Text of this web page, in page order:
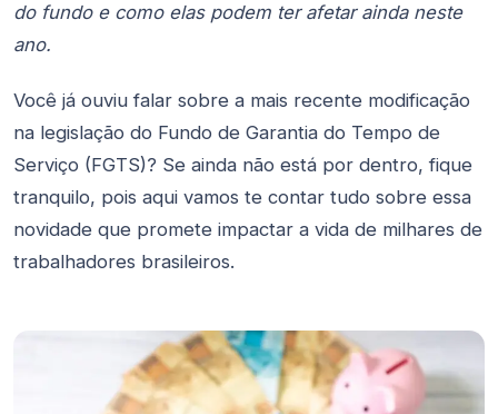
do fundo e como elas podem ter afetar ainda neste
ano.
Você já ouviu falar sobre a mais recente modificação
na legislação do Fundo de Garantia do Tempo de
Serviço (FGTS)? Se ainda não está por dentro, fique
tranquilo, pois aqui vamos te contar tudo sobre essa
novidade que promete impactar a vida de milhares de
trabalhadores brasileiros.